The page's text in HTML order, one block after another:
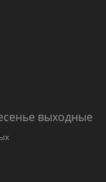
выходные